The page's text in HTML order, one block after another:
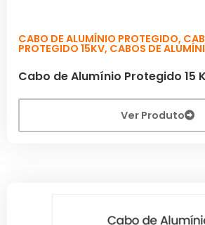
CABO DE ALUMÍNIO PROTEGIDO,
PROTEGIDO 15KV, CABOS DE
Cabo de Alumínio Protegido 15
Ver Produto